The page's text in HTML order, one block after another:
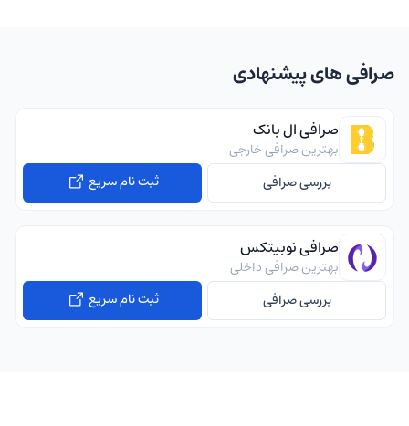
صرافی های پیشنهادی
صرافی ال بانک
بهترین صرافی خارجی
بررسی صرافی
ثبت نام سریع
صرافی نوبیتکس
بهترین صرافی داخلی
بررسی صرافی
ثبت نام سریع